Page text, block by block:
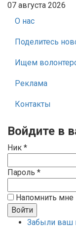
07 августа 2026
О нас
Поделитесь
Ищем
Реклама
Контакты
Войдите в
Ник *
Пароль *
Напомнить мне
Забыли ваш